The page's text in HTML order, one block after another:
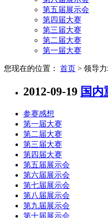
第五届展示会
第四届大赛
第三届大赛
第二届大赛
第一届大赛
您现在的位置： 首页 > 领导
2012-09-19 国内
参赛感想
第一届大赛
第二届大赛
第三届大赛
第四届大赛
第五届展示会
第六届展示会
第七届展示会
第八届展示会
第九届展示会
第十届展示会